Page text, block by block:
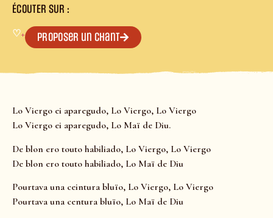
ÉCOUTER SUR :
♡+ Proposer un chant
Lo Viergo ei aparegudo, Lo Viergo, Lo Viergo
Lo Viergo ei aparegudo, Lo Maï de Diu.
De blon ero touto habiliado, Lo Viergo, Lo Viergo
De blon ero touto habiliado, Lo Maï de Diu
Pourtava una ceintura bluïo, Lo Viergo, Lo Viergo
Pourtava una centura bluïo, Lo Maï de Diu